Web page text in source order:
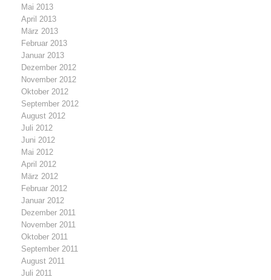
Mai 2013
April 2013
März 2013
Februar 2013
Januar 2013
Dezember 2012
November 2012
Oktober 2012
September 2012
August 2012
Juli 2012
Juni 2012
Mai 2012
April 2012
März 2012
Februar 2012
Januar 2012
Dezember 2011
November 2011
Oktober 2011
September 2011
August 2011
Juli 2011